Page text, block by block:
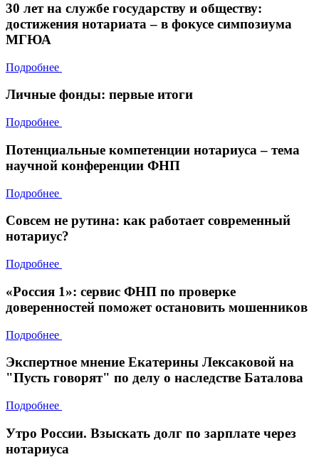
30 лет на службе государству и обществу:
достижения нотариата – в фокусе симпозиума
МГЮА
Подробнее
Личные фонды: первые итоги
Подробнее
Потенциальные компетенции нотариуса – тема
научной конференции ФНП
Подробнее
Совсем не рутина: как работает современный
нотариус?
Подробнее
«Россия 1»: сервис ФНП по проверке
доверенностей поможет остановить мошенников
Подробнее
Экспертное мнение Екатерины Лексаковой на
"Пусть говорят" по делу о наследстве Баталова
Подробнее
Утро России. Взыскать долг по зарплате через
нотариуса